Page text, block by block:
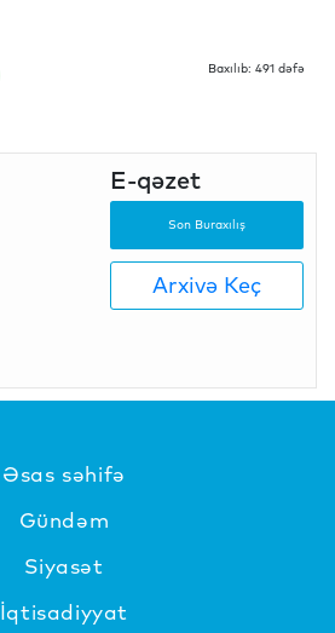
Baxılıb: 491 dəfə
E-qəzet
Son Buraxılış
Arxivə Keç
Əsas səhifə
Gündəm
Siyasət
İqtisadiyyat